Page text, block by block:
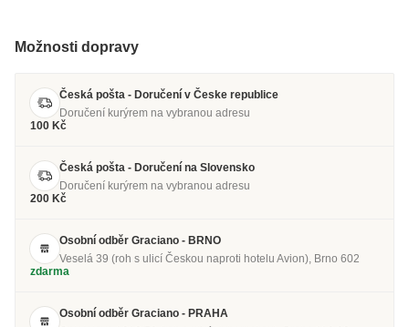
Možnosti dopravy
Česká pošta - Doručení v Česke republice
Doručení kurýrem na vybranou adresu
100 Kč
Česká pošta - Doručení na Slovensko
Doručení kurýrem na vybranou adresu
200 Kč
Osobní odběr Graciano - BRNO
Veselá 39 (roh s ulicí Českou naproti hotelu Avion), Brno 602
zdarma
Osobní odběr Graciano - PRAHA